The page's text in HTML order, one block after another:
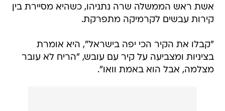
אשת ראש הממשלה שרה נתניהו, כשהיא מסיירת בין
קירות עבשים לקרמיקה מתפרקת.
"קבלו את הקיר הכי יפה בישראל", היא אומרת
בציניות ומצביעה על קיר עם עובש, "הריח לא עובר
מצלמה, אבל הוא באמת וואו".